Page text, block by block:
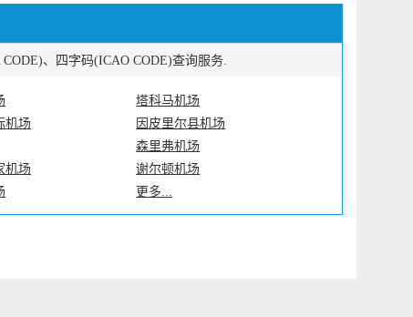
、四字码(ICAO CODE)查询服务.
塔科马机场
机场
因皮里尔县机场
森里弗机场
机场
谢尔顿机场
更多...